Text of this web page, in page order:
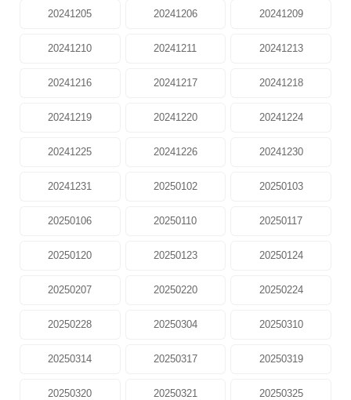
20241205 20241206 20241209
20241210 20241211 20241213
20241216 20241217 20241218
20241219 20241220 20241224
20241225 20241226 20241230
20241231 20250102 20250103
20250106 20250110 20250117
20250120 20250123 20250124
20250207 20250220 20250224
20250228 20250304 20250310
20250314 20250317 20250319
20250320 20250321 20250325